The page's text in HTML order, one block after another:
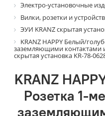
Электро-установочные
Вилки, розетки и
ЭУИ KRANZ скрытая
KRANZ HAPPY Белый/
заземляющими
скрытая установка KR-78-
KRANZ
Розетка 1-